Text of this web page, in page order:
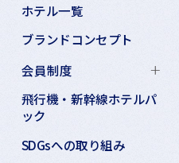
ホテル一覧
ブランドコンセプト
会員制度
飛行機・新幹線ホテルパ
ック
SDGsへの取り組み